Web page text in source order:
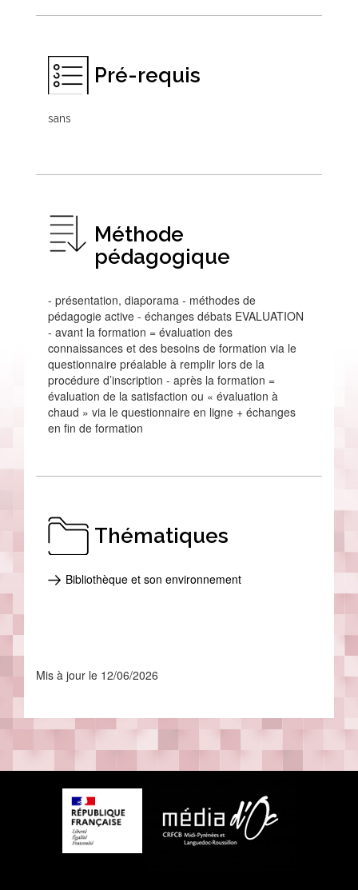
Pré-requis
sans
Méthode
pédagogique
- présentation, diaporama - méthodes de
pédagogie active - échanges débats EVALUATION
- avant la formation = évaluation des
connaissances et des besoins de formation via le
questionnaire préalable à remplir lors de la
procédure d’inscription - après la formation =
évaluation de la satisfaction ou « évaluation à
chaud » via le questionnaire en ligne + échanges
en fin de formation
Thématiques
Bibliothèque et son environnement
Mis à jour le 12/06/2026